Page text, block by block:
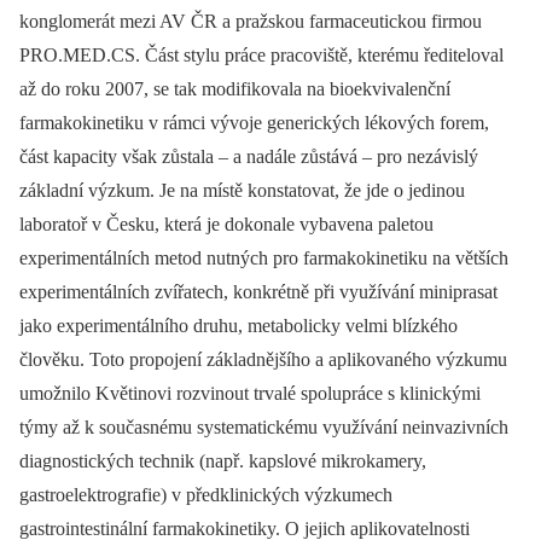
konglomerát mezi AV ČR a pražskou farmaceutickou firmou
PRO.MED.CS. Část stylu práce pracoviště, kterému řediteloval
až do roku 2007, se tak modifikovala na bioekvivalenční
farmakokinetiku v rámci vývoje generických lékových forem,
část kapacity však zůstala –⁠ a nadále zůstává –⁠ pro nezávislý
základní výzkum. Je na místě konstatovat, že jde o jedinou
laboratoř v Česku, která je dokonale vybavena paletou
experimentálních metod nutných pro farmakokinetiku na větších
experimentálních zvířatech, konkrétně při využívání miniprasat
jako experimentálního druhu, metabolicky velmi blízkého
člověku. Toto propojení základnějšího a aplikovaného výzkumu
umožnilo Květinovi rozvinout trvalé spolupráce s klinickými
týmy až k současnému systematickému využívání neinvazivních
diagnostických technik (např. kapslové mikrokamery,
gastroelektrografie) v předklinických výzkumech
gastrointestinální farmakokinetiky. O jejich aplikovatelnosti